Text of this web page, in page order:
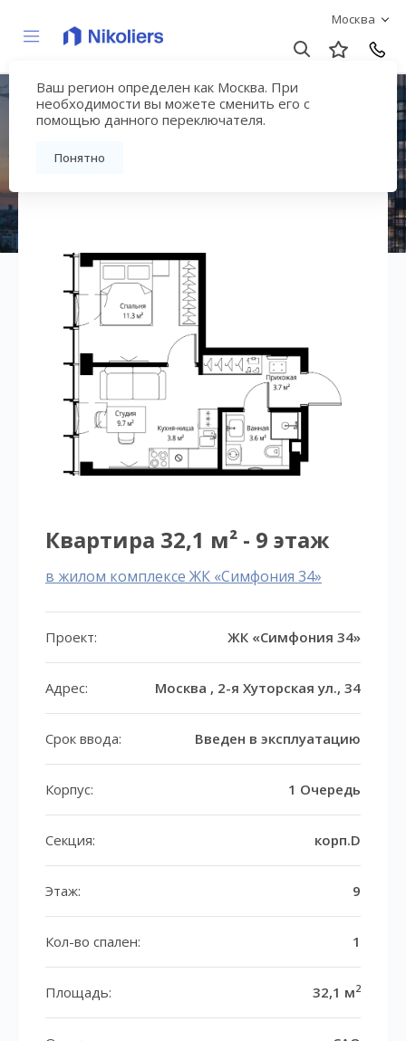
Москва
Ваш регион определен как Москва. При
необходимости вы можете сменить его с
помощью данного переключателя.
Понятно
ЖК «Симфония 34»
Вернуться на страницу жилого комплекса
Квартира 32,1 м² - 9 этаж
в жилом комплексе ЖК «Симфония 34»
Проект: ЖК «Симфония 34»
Адрес: Москва , 2-я Хуторская ул., 34
Срок ввода: Введен в эксплуатацию
Корпус: 1 Очередь
Секция: корп.D
Этаж: 9
Кол-во спален: 1
Площадь: 32,1 м2